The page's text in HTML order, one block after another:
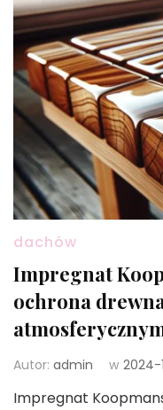
dachów
Impregnat
ochrona
Autor: admin w 2024-
Impregnat